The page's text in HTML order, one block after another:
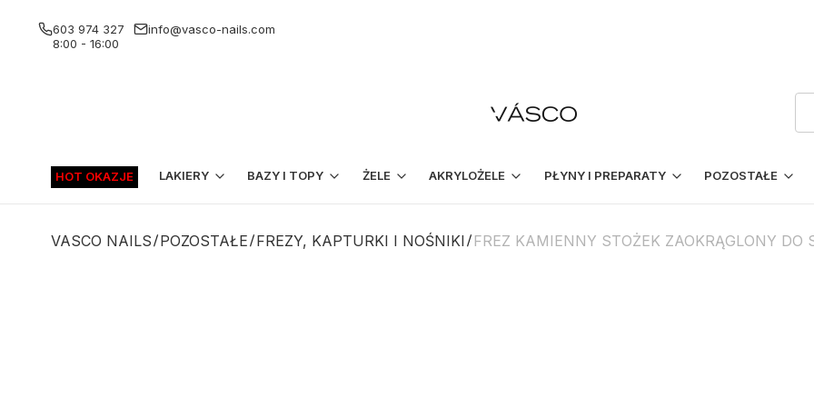
603 974 327
8:00 - 16:00
info@vasco-nails.com
HOT OKAZJE LAKIERY BAZY I TOPY ŻELE AKRYLOŻELE PŁYNY I PREPARATY POZOSTAŁE
VASCO NAILS POZOSTAŁE FREZY, KAPTURKI I NOŚNIKI FREZ KAMIENNY STOŻEK ZAOKRĄGLONY DO